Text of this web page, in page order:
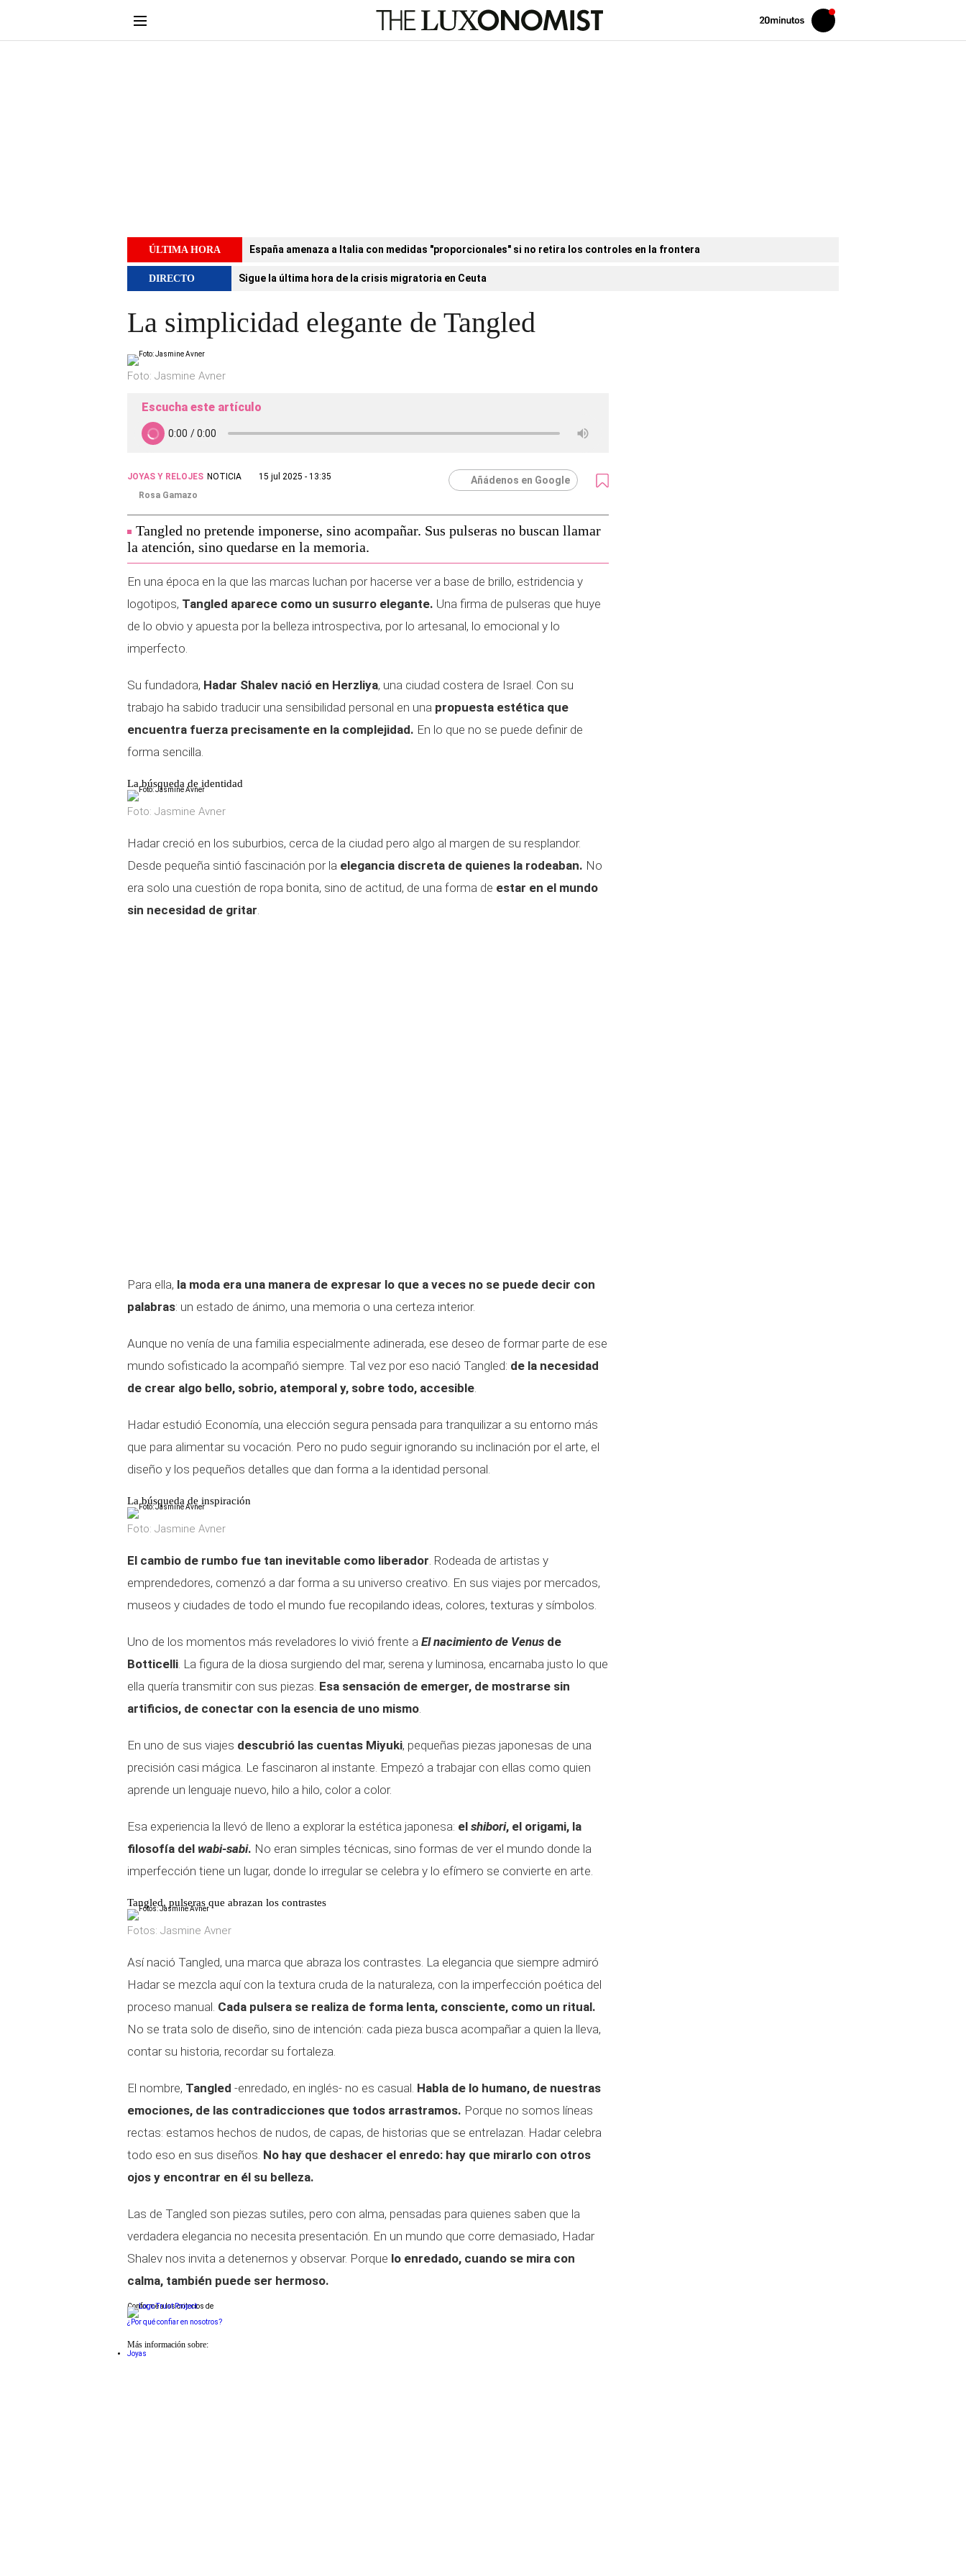
Volver
Iniciar
sesión
ÚLTIMA HORA España amenaza a Italia con medidas "proporcionales" si no retira los controles en la frontera
DIRECTO Sigue la última hora de la crisis migratoria en Ceuta
La simplicidad elegante de Tangled
Foto: Jasmine Avner
Escucha este artículo
JOYAS Y RELOJES NOTICIA
15 jul 2025 - 13:35
Rosa Gamazo
Añádenos en Google
Tangled no pretende imponerse, sino acompañar. Sus pulseras no buscan llamar
la atención, sino quedarse en la memoria.
En una época en la que las marcas luchan por hacerse ver a base de brillo, estridencia y
logotipos, Tangled aparece como un susurro elegante. Una firma de pulseras que huye
de lo obvio y apuesta por la belleza introspectiva, por lo artesanal, lo emocional y lo
imperfecto.
Su fundadora, Hadar Shalev nació en Herzliya, una ciudad costera de Israel. Con su
trabajo ha sabido traducir una sensibilidad personal en una propuesta estética que
encuentra fuerza precisamente en la complejidad. En lo que no se puede definir de
forma sencilla.
La búsqueda de identidad
Foto: Jasmine Avner
Hadar creció en los suburbios, cerca de la ciudad pero algo al margen de su resplandor.
Desde pequeña sintió fascinación por la elegancia discreta de quienes la rodeaban. No
era solo una cuestión de ropa bonita, sino de actitud, de una forma de estar en el mundo
sin necesidad de gritar.
Para ella, la moda era una manera de expresar lo que a veces no se puede decir con
palabras: un estado de ánimo, una memoria o una certeza interior.
Aunque no venía de una familia especialmente adinerada, ese deseo de formar parte de ese
mundo sofisticado la acompañó siempre. Tal vez por eso nació Tangled: de la necesidad
de crear algo bello, sobrio, atemporal y, sobre todo, accesible.
Hadar estudió Economía, una elección segura pensada para tranquilizar a su entorno más
que para alimentar su vocación. Pero no pudo seguir ignorando su inclinación por el arte, el
diseño y los pequeños detalles que dan forma a la identidad personal.
La búsqueda de inspiración
Foto: Jasmine Avner
El cambio de rumbo fue tan inevitable como liberador. Rodeada de artistas y
emprendedores, comenzó a dar forma a su universo creativo. En sus viajes por mercados,
museos y ciudades de todo el mundo fue recopilando ideas, colores, texturas y símbolos.
Uno de los momentos más reveladores lo vivió frente a El nacimiento de Venus de
Botticelli. La figura de la diosa surgiendo del mar, serena y luminosa, encarnaba justo lo que
ella quería transmitir con sus piezas. Esa sensación de emerger, de mostrarse sin
artificios, de conectar con la esencia de uno mismo.
En uno de sus viajes descubrió las cuentas Miyuki, pequeñas piezas japonesas de una
precisión casi mágica. Le fascinaron al instante. Empezó a trabajar con ellas como quien
aprende un lenguaje nuevo, hilo a hilo, color a color.
Esa experiencia la llevó de lleno a explorar la estética japonesa: el shibori, el origami, la
filosofía del wabi-sabi. No eran simples técnicas, sino formas de ver el mundo donde la
imperfección tiene un lugar, donde lo irregular se celebra y lo efímero se convierte en arte.
Tangled, pulseras que abrazan los contrastes
Fotos: Jasmine Avner
Así nació Tangled, una marca que abraza los contrastes. La elegancia que siempre admiró
Hadar se mezcla aquí con la textura cruda de la naturaleza, con la imperfección poética del
proceso manual. Cada pulsera se realiza de forma lenta, consciente, como un ritual.
No se trata solo de diseño, sino de intención: cada pieza busca acompañar a quien la lleva,
contar su historia, recordar su fortaleza.
El nombre, Tangled -enredado, en inglés- no es casual. Habla de lo humano, de nuestras
emociones, de las contradicciones que todos arrastramos. Porque no somos líneas
rectas: estamos hechos de nudos, de capas, de historias que se entrelazan. Hadar celebra
todo eso en sus diseños. No hay que deshacer el enredo: hay que mirarlo con otros
ojos y encontrar en él su belleza.
Las de Tangled son piezas sutiles, pero con alma, pensadas para quienes saben que la
verdadera elegancia no necesita presentación. En un mundo que corre demasiado, Hadar
Shalev nos invita a detenernos y observar. Porque lo enredado, cuando se mira con
calma, también puede ser hermoso.
Conforme a los criterios de
¿Por qué confiar en nosotros?
Más información sobre:
Joyas